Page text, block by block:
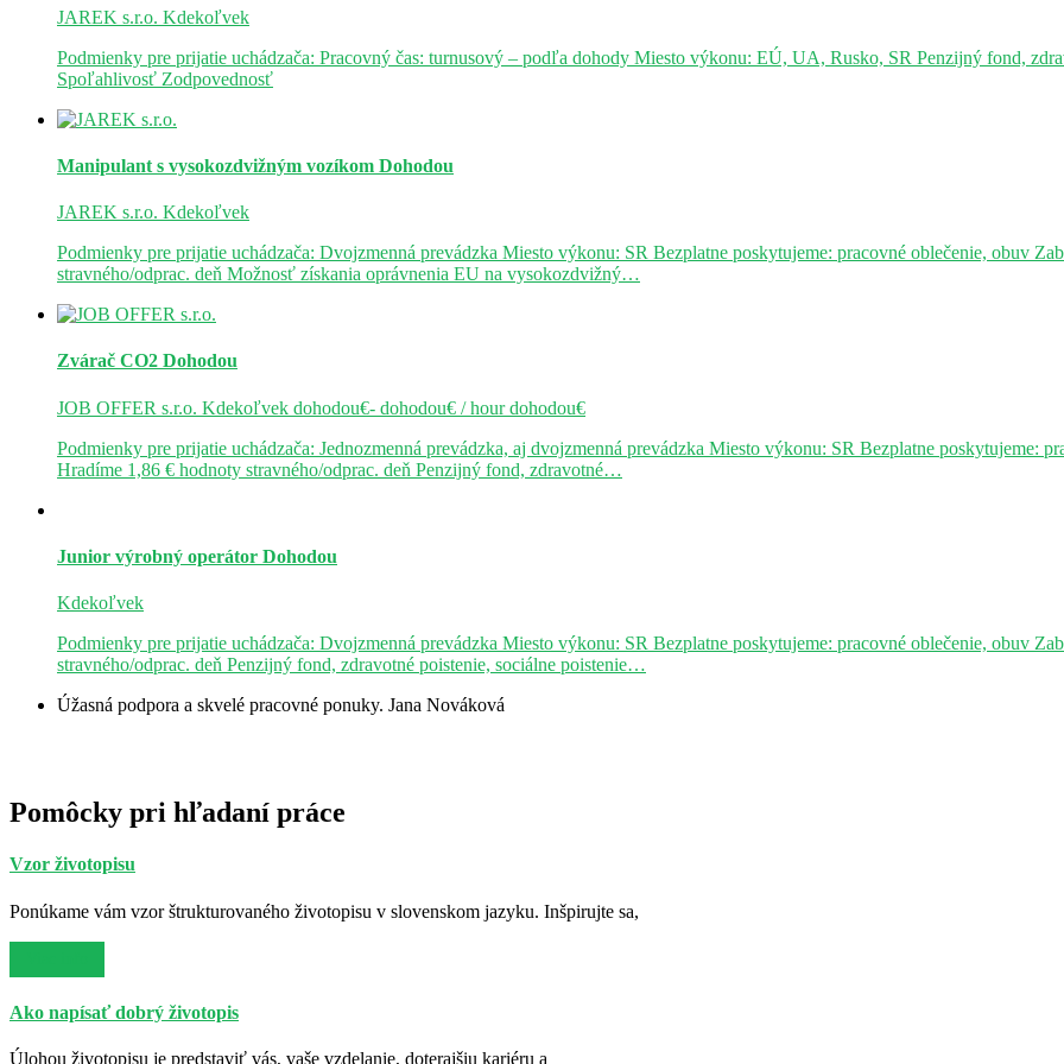
JAREK s.r.o. Kdekoľvek
Podmienky pre prijatie uchádzača: Pracovný čas: turnusový – podľa dohody Miesto výkonu: EÚ, UA, Rusko, SR Penzijný fond,
Spoľahlivosť Zodpovednosť
Manipulant s vysokozdvižným vozíkom Dohodou
JAREK s.r.o. Kdekoľvek
Podmienky pre prijatie uchádzača: Dvojzmenná prevádzka Miesto výkonu: SR Bezplatne poskytujeme: pracovné oblečenie, obuv
stravného/odprac. deň Možnosť získania oprávnenia EU na vysokozdvižný…
Zvárač CO2 Dohodou
JOB OFFER s.r.o. Kdekoľvek dohodou€- dohodou€ / hourdohodou€
Podmienky pre prijatie uchádzača: Jednozmenná prevádzka, aj dvojzmenná prevádzka Miesto výkonu: SR Bezplatne poskytujeme:
Hradíme 1,86 € hodnoty stravného/odprac. deň Penzijný fond, zdravotné…
Junior výrobný operátor Dohodou
Kdekoľvek
Podmienky pre prijatie uchádzača: Dvojzmenná prevádzka Miesto výkonu: SR Bezplatne poskytujeme: pracovné oblečenie, obuv
stravného/odprac. deň Penzijný fond, zdravotné poistenie, sociálne poistenie…
Úžasná podpora a skvelé pracovné ponuky. Jana Nováková
Pomôcky pri hľadaní práce
Vzor životopisu
Ponúkame vám vzor štrukturovaného životopisu v slovenskom jazyku. Inšpirujte sa,
Ako napísať dobrý životopis
Úlohou životopisu je predstaviť vás, vaše vzdelanie, doterajšiu kariéru a